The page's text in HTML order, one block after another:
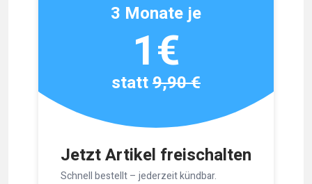
Jetzt Artikel freischalten
Schnell bestellt – jederzeit kündbar.
3 Monate je
1€
statt9,90 €